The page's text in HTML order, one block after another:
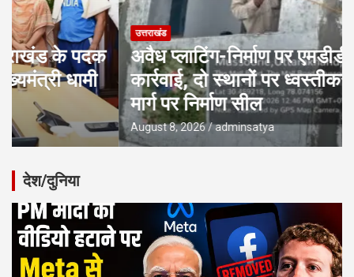
उत्तराखंड
अवैध प्लाटिंग-निर्माण पर एमडीडीए की बड़ी
कार्रवाई, दो स्थानों पर ध्वस्तीकरण; मसूरी
मार्ग पर निर्माण सील
August 8, 2026 adminsatya
देश/दुनिया